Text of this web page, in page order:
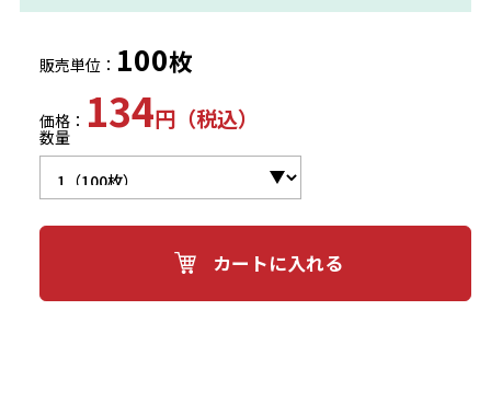
販売単位： 100枚
価格： 134円（税込）
数量
カートに入れる